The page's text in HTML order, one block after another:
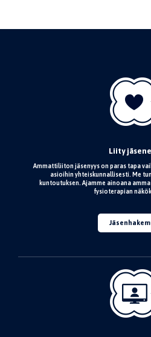
Liity
Ammattiliiton jäsenyys on paras tapa
asioihin yhteiskunnallisesti. Me
kuntoutuksen. Ajamme ainoana
fysioterapian